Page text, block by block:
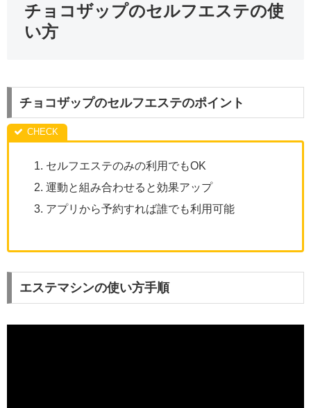
チョコザップのセルフエステの使
い方
チョコザップのセルフエステのポイント
セルフエステのみの利用でもOK
運動と組み合わせると効果アップ
アプリから予約すれば誰でも利用可能
エステマシンの使い方手順